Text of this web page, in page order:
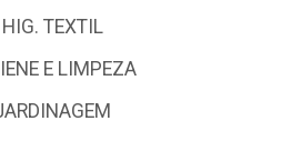
HIG. TEXTIL
E LIMPEZA